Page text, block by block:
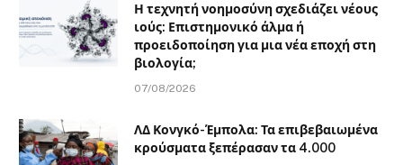
Η τεχνητή νοημοσύνη σχεδιάζει νέους
ιούς: Επιστημονικό άλμα ή
προειδοποίηση για μια νέα εποχή στη
βιολογία;
07/08/2026
ΛΔ Κονγκό-Έμπολα: Τα επιβεβαιωμένα
κρούσματα ξεπέρασαν τα 4.000